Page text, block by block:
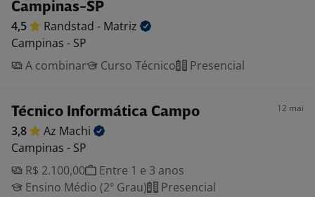
Campinas-SP
4,5 Randstad - Matriz
Campinas - SP
A combinar
Curso Técnico Presencial
Técnico Informática Campo 12 mai
3,8 Az Machi
Campinas - SP
R$ 2.100,00
Entre 1 e 3 anos
Ensino Médio (2º Grau)
Presencial